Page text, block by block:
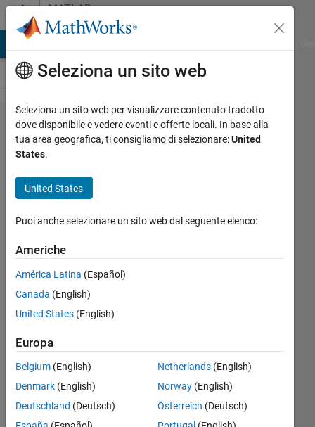
Vai al contenutoMATLAB
Answers
Change
axes x in
Lopes de
29 Giu
2020
Risposta
accettata
Aggiornato
2020
Seleziona un sito web
Seleziona un sito web per visualizzare contenuto tradotto
dove disponibile e vedere eventi e offerte locali. In base alla
tua area geografica, ti consigliamo di selezionare:United
States.
United States
Puoi anche selezionare un sito web dal seguente elenco:
Americhe
América Latina (Español)
Canada (English)
United States (English)
Europa
Belgium (English)
Denmark (English)
Deutschland (Deutsch)
Netherlands(English)
Norway(English)
Österreich (Deutsch)